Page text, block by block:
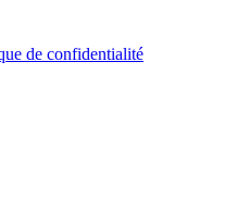
de confidentialité